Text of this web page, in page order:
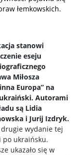
łemkowskich.
stanowi
eseju
Miłosza
Europa” na
Autorami
są Lidia
i Jurij Izdryk.
wydanie tej
po ukraińsku.
ukazało się w